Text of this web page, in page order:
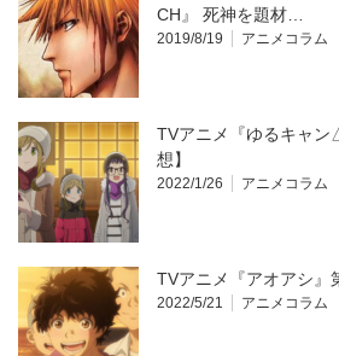
CH』 死神を題材…
2019/8/19 アニメコラム
TVアニメ『ゆるキャ
想】
2022/1/26 アニメコラム
TVアニメ『アオアシ』
2022/5/21 アニメコラム